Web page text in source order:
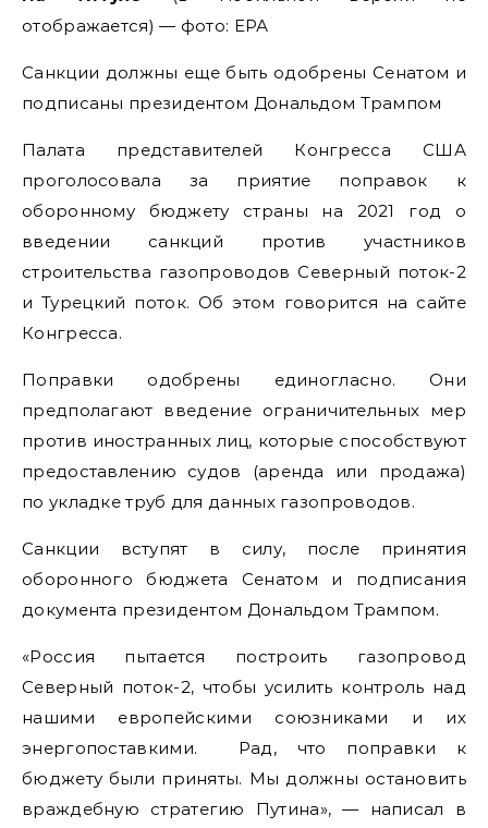
отображается) — фото: ЕРА
Санкции должны еще быть одобрены Сенатом и
подписаны президентом Дональдом Трампом
Палата представителей Конгресса США
проголосовала за приятие поправок к
оборонному бюджету страны на 2021 год о
введении санкций против участников
строительства газопроводов Северный поток-2
и Турецкий поток. Об этом говорится на сайте
Конгресса.
Поправки одобрены единогласно. Они
предполагают введение ограничительных мер
против иностранных лиц, которые способствуют
предоставлению судов (аренда или продажа)
по укладке труб для данных газопроводов.
Санкции вступят в силу, после принятия
оборонного бюджета Сенатом и подписания
документа президентом Дональдом Трампом.
«Россия пытается построить газопровод
Северный поток-2, чтобы усилить контроль над
нашими европейскими союзниками и их
энергопоставкими. Рад, что поправки к
бюджету были приняты. Мы должны остановить
враждебную стратегию Путина», — написал в